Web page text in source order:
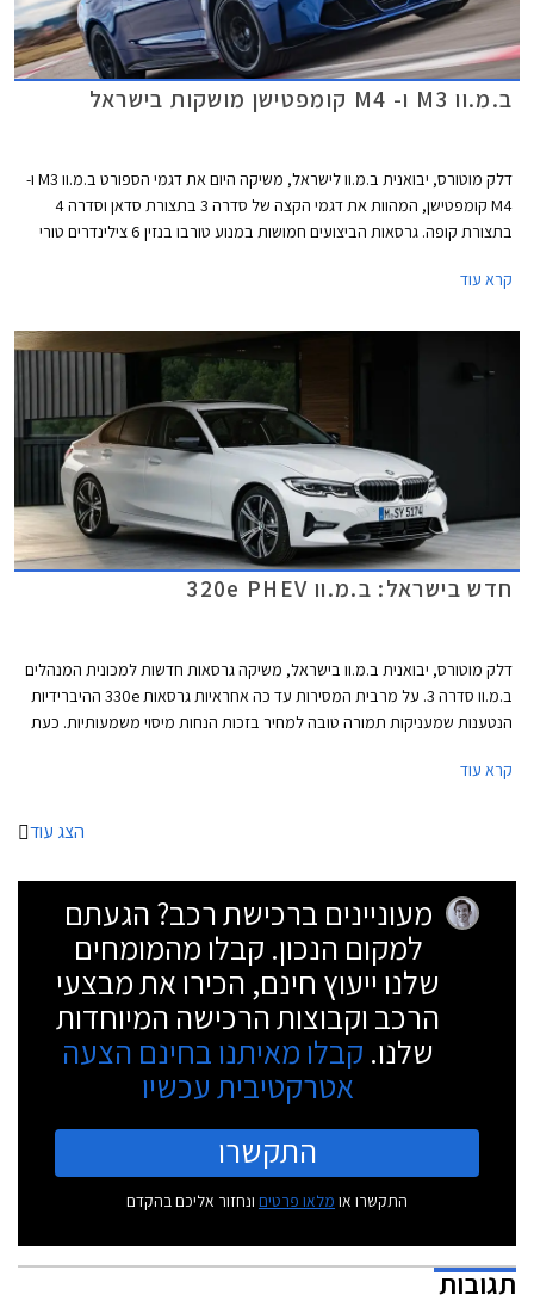
ב.מ.וו M3 ו- M4 קומפטישן מושקות בישראל
דלק מוטורס, יבואנית ב.מ.וו לישראל, משיקה היום את דגמי הספורט ב.מ.וו M3 ו-
M4 קומפטישן, המהוות את דגמי הקצה של סדרה 3 בתצורת סדאן וסדרה 4
בתצורת קופה. גרסאות הביצועים חמושות במנוע טורבו בנזין 6 צילינדרים טורי
בקרת שיגור המאפשרת תאוצה מעמידה למאה קמ"ש תוך 3.9 שניות, למאתיים
קרא עוד
חדש בישראל: ב.מ.וו 320e PHEV
דלק מוטורס, יבואנית ב.מ.וו בישראל, משיקה גרסאות חדשות למכונית המנהלים
ב.מ.וו סדרה 3. על מרבית המסירות עד כה אחראיות גרסאות 330e ההיברידיות
הנטענות שמעניקות תמורה טובה למחיר בזכות הנחות מיסוי משמעותיות. כעת
ומוזלת - ב.מ.וו 320e.
קרא עוד
הצג עוד
מעוניינים ברכישת רכב? הגעתם
למקום הנכון. קבלו מהמומחים
שלנו ייעוץ חינם, הכירו את מבצעי
הרכב וקבוצות הרכישה המיוחדות
שלנו. קבלו מאיתנו בחינם הצעה
אטרקטיבית עכשיו
התקשרו
התקשרו או מלאו פרטים ונחזור אליכם בהקדם
תגובות